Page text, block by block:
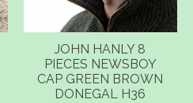
JOHN HANLY 8
PIECES NEWSBOY
CAP GREEN BROWN
DONEGAL H36